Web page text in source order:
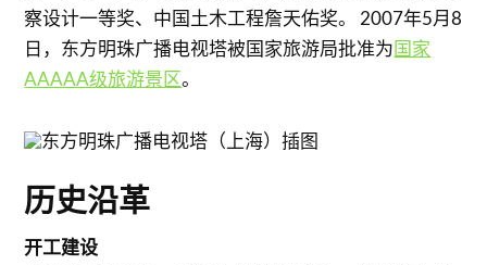
察设计一等奖、中国土木工程詹天佑奖。 2007年5月8
日，东方明珠广播电视塔被国家旅游局批准为国家
AAAAA级旅游景区。
历史沿革
开工建设